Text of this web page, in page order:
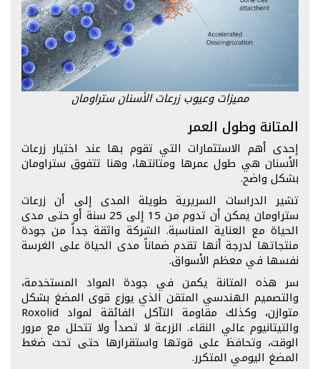
مميزات وعيوب زرعات الأسنان ستراومان
المتانة وطول العمر
إحدى أهم الاستثمارات التي تقوم بها عند اختيار زرعات
الأسنان هي طول عمرها ومتانتها، وهنا تتفوق ستراومان
بشكل واضح.
تشير الدراسات السريرية طويلة المدى إلى أن زرعات
ستراومان يمكن أن تدوم من 15 إلى 25 سنة أو حتى مدى
الحياة مع العناية المناسبة. الشركة واثقة جداً من جودة
منتجاتها لدرجة أنها تقدم ضماناً مدى الحياة على الغرسة
نفسها في معظم الأسواق.
سر هذه المتانة يكمن في جودة المواد المستخدمة،
والتصميم الهندسي المتقن الذي يوزع قوى المضغ بشكل
متوازن، وكذلك مقاومة التآكل الفائقة لمواد Roxolid
والتيتانيوم عالي النقاء. الزرعة لا تصدأ ولا تتحلل مع مرور
الوقت، وتحافظ على قوتها واستقرارها حتى تحت ضغط
المضغ اليومي المتكرر.